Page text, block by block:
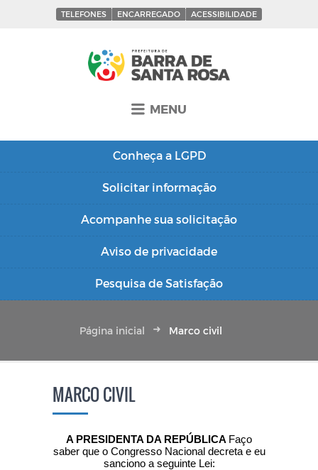
TELEFONES ENCARREGADO ACESSIBILIDADE
MENU
Conheça a LGPD
Solicitar informação
Acompanhe sua solicitação
Aviso de privacidade
Pesquisa de Satisfação
Página inicial Marco civil
MARCO CIVIL
A PRESIDENTA DA REPÚBLICA Faço
saber que o Congresso Nacional decreta e eu
sanciono a seguinte Lei: